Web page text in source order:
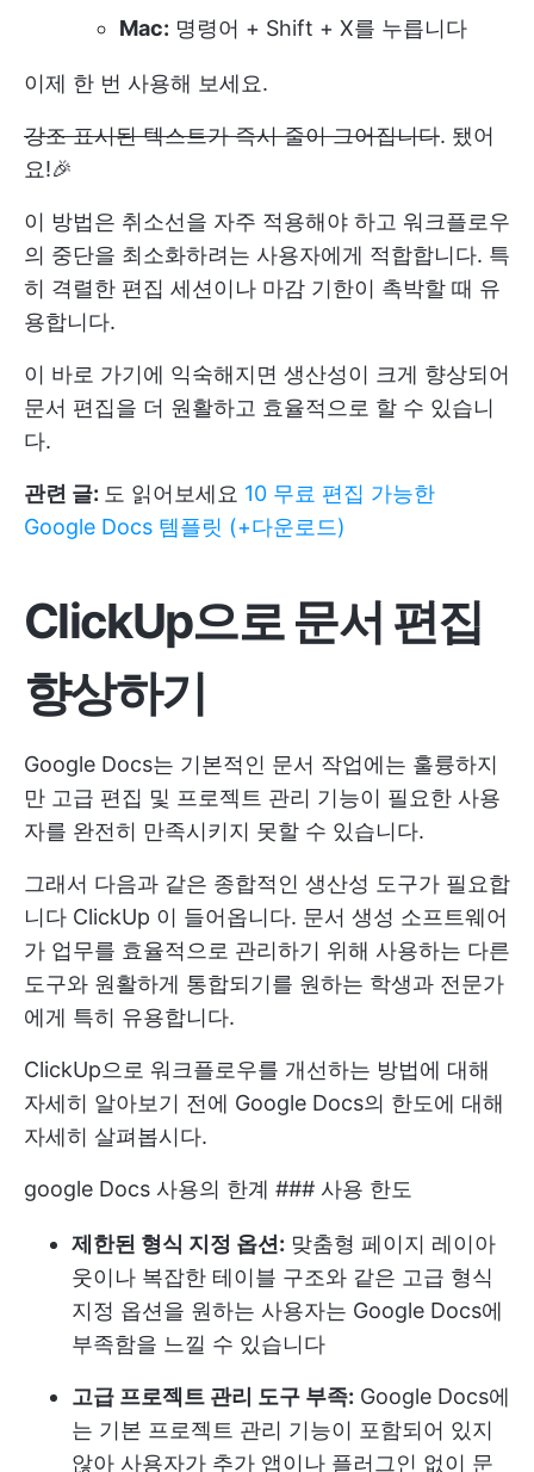
Mac: 명령어 + Shift + X를 누릅니다
이제 한 번 사용해 보세요.
강조 표시된 텍스트가 즉시 줄이 그어집니다. 됐어
요!🎉
이 방법은 취소선을 자주 적용해야 하고 워크플로우
의 중단을 최소화하려는 사용자에게 적합합니다. 특
히 격렬한 편집 세션이나 마감 기한이 촉박할 때 유
용합니다.
이 바로 가기에 익숙해지면 생산성이 크게 향상되어
문서 편집을 더 원활하고 효율적으로 할 수 있습니
다.
관련 글: 도 읽어보세요 10 무료 편집 가능한
Google Docs 템플릿 (+다운로드)
ClickUp으로 문서 편집
향상하기
Google Docs는 기본적인 문서 작업에는 훌륭하지
만 고급 편집 및 프로젝트 관리 기능이 필요한 사용
자를 완전히 만족시키지 못할 수 있습니다.
그래서 다음과 같은 종합적인 생산성 도구가 필요합
니다 ClickUp 이 들어옵니다. 문서 생성 소프트웨어
가 업무를 효율적으로 관리하기 위해 사용하는 다른
도구와 원활하게 통합되기를 원하는 학생과 전문가
에게 특히 유용합니다.
ClickUp으로 워크플로우를 개선하는 방법에 대해
자세히 알아보기 전에 Google Docs의 한도에 대해
자세히 살펴봅시다.
google Docs 사용의 한계 ### 사용 한도
제한된 형식 지정 옵션: 맞춤형 페이지 레이아
웃이나 복잡한 테이블 구조와 같은 고급 형식
지정 옵션을 원하는 사용자는 Google Docs에
부족함을 느낄 수 있습니다
고급 프로젝트 관리 도구 부족: Google Docs에
는 기본 프로젝트 관리 기능이 포함되어 있지
않아 사용자가 추가 앱이나 플러그인 없이 문